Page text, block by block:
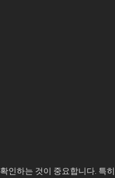
인하는 것이 중요합니다. 특히